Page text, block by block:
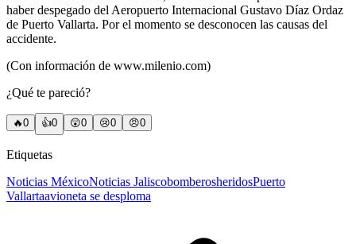
haber despegado del Aeropuerto Internacional Gustavo Díaz Ordaz
de Puerto Vallarta. Por el momento se desconocen las causas del
accidente.
(Con información de www.milenio.com)
¿Qué te pareció?
🔥0 👍0 😲0 😢0 😠0
Etiquetas
Noticias MéxicoNoticias JaliscobomberosheridosPuerto
Vallartaavioneta se desploma